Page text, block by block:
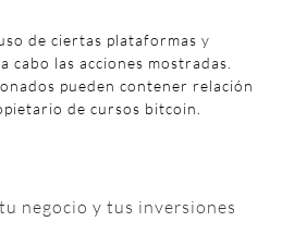
de ciertas plataformas y
cabo las acciones mostradas.
pueden contener relación
de cursos bitcoin.
negocio y tus inversiones